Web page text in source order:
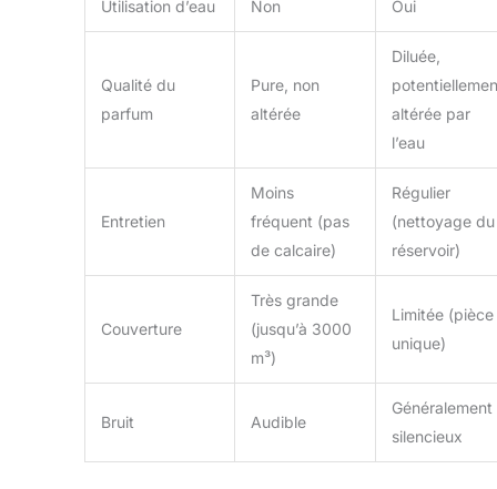
l'appareil
d'aromathérapie,
vous fournirons les
critères de
Utilisation d’eau Non Oui
Qualité du
parfum
Pure, non
altérée
Diluée,
altérée par
l’eau
Entretien
Moins
fréquent (pas
de calcaire)
Régulier
(nettoyage du
réservoir)
Couverture
Très grande
(jusqu’à 3000
m³)
Limitée (pièce
unique)
Bruit Audible
Généralement
silencieux